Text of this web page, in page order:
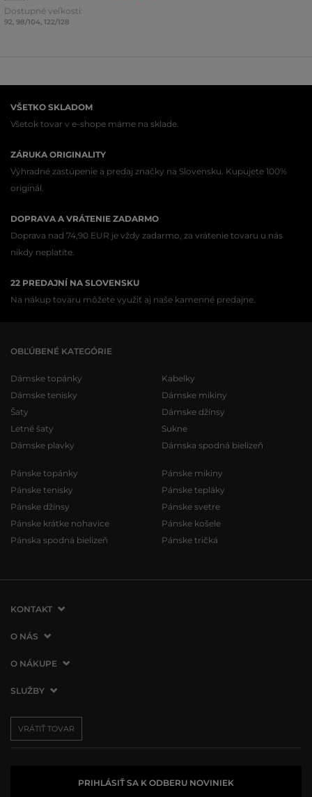
Dostupné veľkosti:
92, 98/104, 122/128
VŠETKO SKLADOM
Všetok tovar v e-shope máme na sklade.
ZÁRUKA ORIGINALITY
Výhradné zastúpenie a predaj značky na Slovensku. Kupujete 100%
originál.
DOPRAVA A VRÁTENIE ZADARMO
Doprava nad 74,90 EUR je vždy zadarmo, za vrátenie tovaru u nás
nikdy neplatíte.
22 PREDAJNÍ NA SLOVENSKU
Na nákup tovaru môžete využiť aj naše kamenné predajne.
OBĽÚBENÉ KATEGÓRIE
Dámske topánky
Dámske tenisky
Šaty
Letné šaty
Dámske plavky
Kabelky
Dámske mikiny
Dámske džínsy
Sukne
Dámska spodná bielizeň
Pánske topánky
Pánske tenisky
Pánske džínsy
Pánske krátke nohavice
Pánska spodná bielizeň
Pánske mikiny
Pánske tepláky
Pánske svetre
Pánske košele
Pánske tričká
KONTAKT
VERMONT Services Slovakia s. r. o.
821 07 Bratislava
Slovenská republika
info@vermont.sk
O NÁS
O spoločnosti
Naše predajne
Presscentrum
O NÁKUPE
Ako nakupovať
Vrátenie tovaru
Reklamácie
SLUŽBY
Doprava a platba
Darčekové poukážky
VRÁTIŤ TOVAR
PRIHLÁSIŤ SA K ODBERU NOVINIEK